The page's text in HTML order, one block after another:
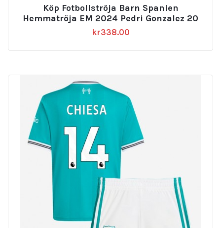
Köp Fotbollströja Barn Spanien
Hemmatröja EM 2024 Pedri Gonzalez 20
kr338.00